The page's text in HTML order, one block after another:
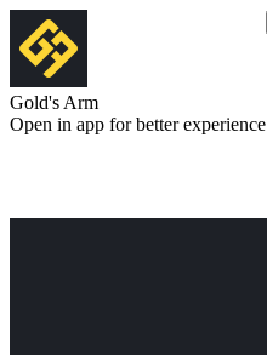
Gold's Arm
Open in app for better experience